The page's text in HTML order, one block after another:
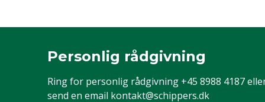
Personlig rådgivning
Ring for personlig rådgivning +45 8988 4187
send en email kontakt@schippers.dk